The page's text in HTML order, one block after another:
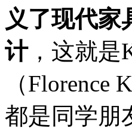
义了现代家
计，这就是
（
都是同学朋